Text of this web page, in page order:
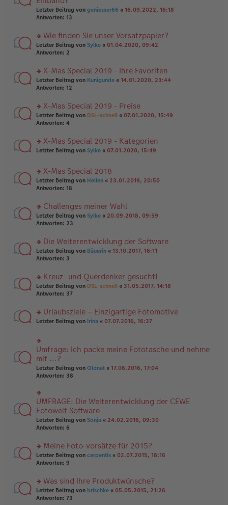
g
B
ei
tr
g
el
es
e
er
B
ei
tr
g
r
u
n
el
es
e
B
ei
tr
g
Letzter Beitrag von geniesser66 « 16.09.2022, 16:18
Antworten: 13
rs
te
n
g
el
e
n
er
tr
a
Wie finden Sie unser Vorsatzpapier?
Letzter Beitrag von Sylke « 01.04.2020, 09:42
Antworten: 2
rs
te
n
g
el
e
n
ei
tr
a
X-Mas Special 2019 - Ihre Favoriten
Letzter Beitrag von Kunigunde « 14.01.2020, 23:44
Antworten: 12
rs
te
n
g
es
e
n
er
ei
tr
a
X-Mas Special 2019 - Preise
Letzter Beitrag von DSL-schnell « 07.01.2020, 15:49
Antworten: 4
rs
u
n
g
es
e
n
er
ei
tr
a
X-Mas Special 2019 - Kategorien
Letzter Beitrag von Sylke « 07.01.2020, 15:49
rs
te
n
g
el
e
n
er
tr
a
g
X-Mas Special 2018
Letzter Beitrag von Hellen « 23.01.2019, 20:50
Antworten: 18
rs
te
n
g
el
e
n
er
tr
a
Challenges meiner Wahl
Letzter Beitrag von Sylke « 20.09.2018, 09:59
Antworten: 23
rs
te
n
g
el
e
n
ei
tr
a
g
Die Weiterentwicklung der Software
Letzter Beitrag von Bäuerin « 13.10.2017, 16:11
Antworten: 3
rs
te
n
g
es
e
n
er
B
ei
a
g
Kreuz- und Querdenker gesucht!
Letzter Beitrag von DSL-schnell « 31.05.2017, 14:18
Antworten: 37
rs
u
n
g
el
es
n
er
B
ei
tr
a
Urlaubsziele – Einzigartige Fotomotive
Letzter Beitrag von Irina « 07.07.2016, 16:37
rs
te
r
u
n
el
es
e
n
er
tr
a
g
Umfrage: Ich packe meine Fototasche und nehme
mit ...?
Letzter Beitrag von Oldnat « 17.06.2016, 17:04
Antworten: 38
rs
te
r
u
n
el
es
e
B
ei
tr
UMFRAGE: Die Weiterentwicklung der CEWE
Fotowelt Software
Letzter Beitrag von Sonja « 24.02.2016, 09:30
Antworten: 6
rs
te
n
g
el
Meine Foto-vorsätze für 2015?
Letzter Beitrag von carpentis « 02.07.2015, 18:16
Antworten: 9
rs
te
Was sind Ihre Produktwünsche?
Letzter Beitrag von brischke « 05.05.2015, 21:26
Antworten: 73